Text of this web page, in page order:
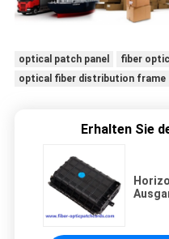
optical patch panel
fiber
optical fiber distribution frame
Erhalten Sie